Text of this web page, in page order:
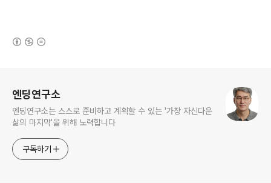
엔딩연구소
엔딩연구소는 스스로 준비하고 계획할 수 있는 '가장 자신다운
삶의 마지막'을 위해 노력합니다
구독하기